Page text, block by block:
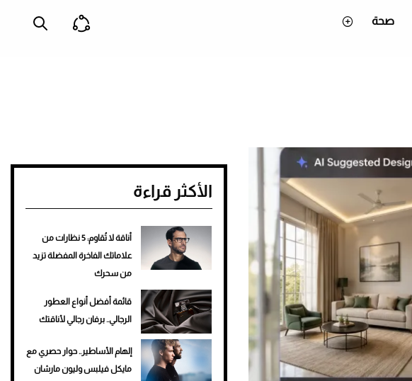
صحة
الأكثر قراءة
أناقة لا تُقاوم: 5 نظارات من
علاماتك الفاخرة المفضلة تزيد
من سحرك
قائمة أفضل أنواع العطور
الرجالي.. برفان رجالي لأناقتك
إلهام الأساطير.. حوار حصري مع
مايكل فيلبس وليون مارشان